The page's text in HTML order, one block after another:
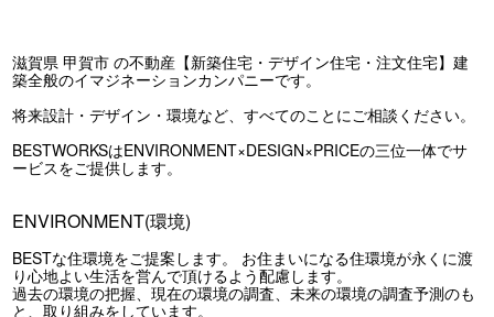
滋賀県 甲賀市 の不動産【新築住宅・デザイン住宅・注文住宅】建
築全般のイマジネーションカンパニーです。
将来設計・デザイン・環境など、すべてのことにご相談ください。
BESTWORKSはENVIRONMENT×DESIGN×PRICEの三位一体でサ
ービスをご提供します。
ENVIRONMENT(環境)
BESTな住環境をご提案します。 お住まいになる住環境が永くに渡
り心地よい生活を営んで頂けるよう配慮します。
過去の環境の把握、現在の環境の調査、未来の環境の調査予測のも
と、取り組みをしています。